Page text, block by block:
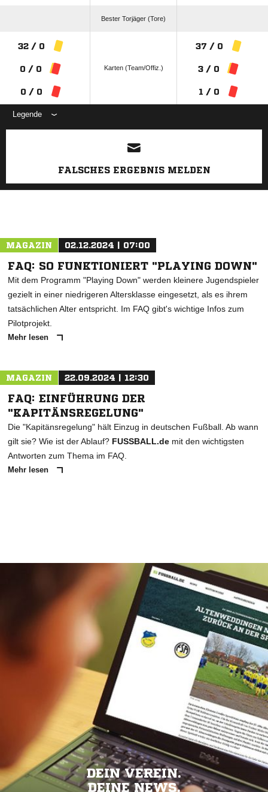
Bester Torjäger (Tore)
32 / 0
0 / 0
0 / 0
Karten (Team/Offiz.)
37 / 0
3 / 0
1 / 0
Legende
ANZEIGE
FALSCHES ERGEBNIS MELDEN
MAGAZIN 02.12.2024 | 07:00
FAQ: SO FUNKTIONIERT "PLAYING DOWN"
Mit dem Programm "Playing Down" werden kleinere Jugendspieler
gezielt in einer niedrigeren Altersklasse eingesetzt, als es ihrem
tatsächlichen Alter entspricht. Im FAQ gibt's wichtige Infos zum
Pilotprojekt.
Mehr lesen
MAGAZIN 22.09.2024 | 12:30
FAQ: EINFÜHRUNG DER
"KAPITÄNSREGELUNG"
Die "Kapitänsregelung" hält Einzug in deutschen Fußball. Ab wann
gilt sie? Wie ist der Ablauf? FUSSBALL.de mit den wichtigsten
Antworten zum Thema im FAQ.
Mehr lesen
DEIN VEREIN.
DEINE NEWS.